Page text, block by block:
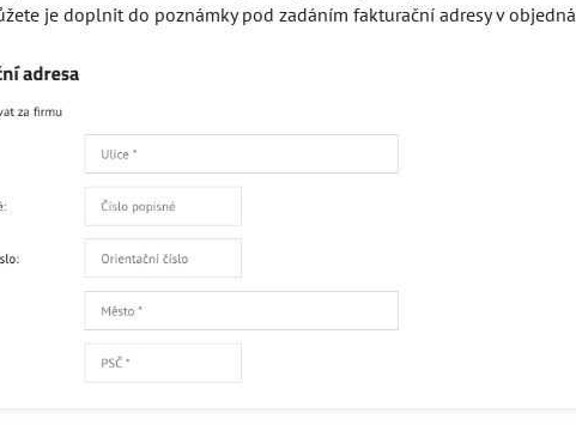
je doplnit do poznámky pod zadáním fakturační adresy v